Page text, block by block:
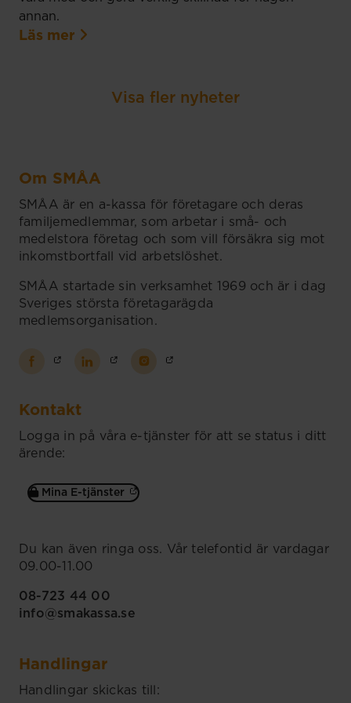
annan.
Läs mer
Visa fler nyheter
Om SMÅA
SMÅA är en a-kassa för företagare och deras
familjemedlemmar, som arbetar i små- och
medelstora företag och som vill försäkra sig mot
inkomstbortfall vid arbetslöshet.
SMÅA startade sin verksamhet 1969 och är i dag
Sveriges största företagarägda
medlemsorganisation.
Kontakt
Logga in på våra e-tjänster för att se status i ditt
ärende:
Mina E-tjänster
Du kan även ringa oss. Vår telefontid är vardagar
09.00-11.00
08-723 44 00
info@smakassa.se
Handlingar
Handlingar skickas till: